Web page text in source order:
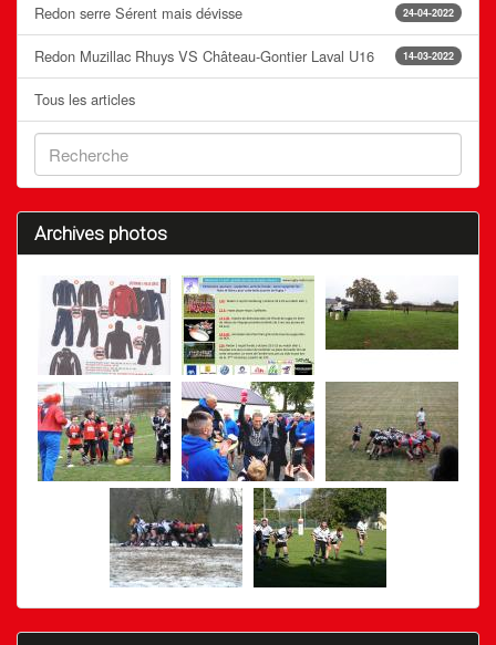
24-04-2022
Redon serre Sérent mais dévisse
14-03-2022
Redon Muzillac Rhuys VS Château-Gontier Laval U16
Tous les articles
Archives photos